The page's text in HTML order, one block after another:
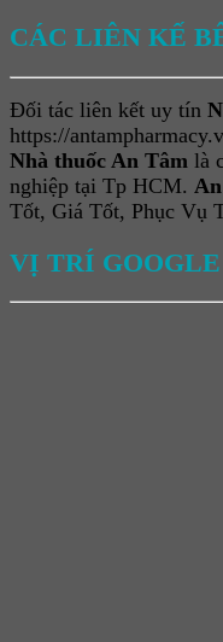
CÁC LIÊN KẾ
Đối tác liên kết uy tín
https://
Nhà thuốc An Tâm là
nghiệp tại Tp HCM.
Tốt, Giá Tốt, Phục Vụ
VỊ TRÍ